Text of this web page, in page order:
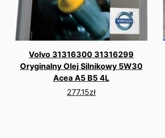
Volvo 31316300 31316299
Oryginalny Olej Silnikowy 5W30
Acea A5 B5 4L
277.15zł